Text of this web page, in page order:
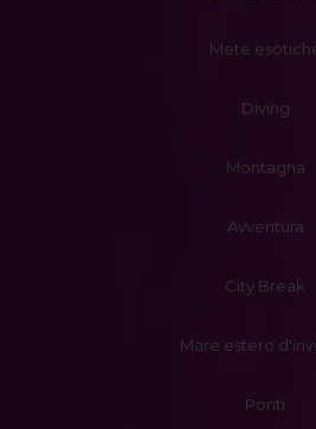
Mete
Diving
Montagna
Avventura
City Break
Mare estero
Ponti